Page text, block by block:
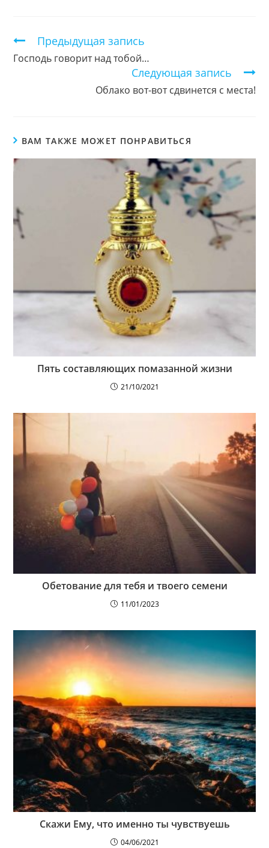
Продолжить
чтение
Предыдущая запись
Господь говорит над тобой…
Следующая запись
Облако вот-вот сдвинется с места!
ВАМ ТАКЖЕ МОЖЕТ ПОНРАВИТЬСЯ
Пять составляющих помазанной жизни
21/10/2021
Обетование для тебя и твоего семени
11/01/2023
Скажи Ему, что именно ты чувствуешь
04/06/2021